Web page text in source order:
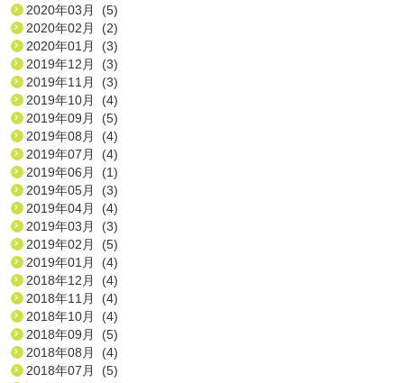
2020年03月 (5)
2020年02月 (2)
2020年01月 (3)
2019年12月 (3)
2019年11月 (3)
2019年10月 (4)
2019年09月 (5)
2019年08月 (4)
2019年07月 (4)
2019年06月 (1)
2019年05月 (3)
2019年04月 (4)
2019年03月 (3)
2019年02月 (5)
2019年01月 (4)
2018年12月 (4)
2018年11月 (4)
2018年10月 (4)
2018年09月 (5)
2018年08月 (4)
2018年07月 (5)